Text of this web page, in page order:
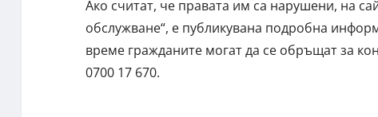
Ако считат, че правата им са нарушени, на
обслужване“, е публикувана подробна
време гражданите могат да се обръщат за
0700 17 670.